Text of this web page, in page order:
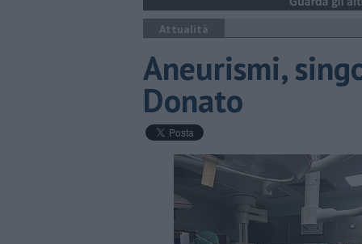
Attualità
Aneurismi,
Donato